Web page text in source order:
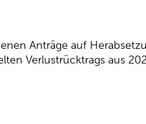
Anträge auf
Verlustrücktrags aus